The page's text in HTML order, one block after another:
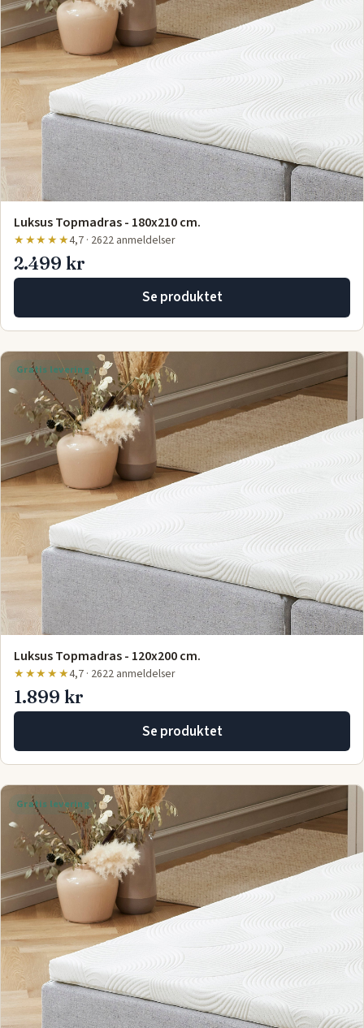
Luksus Topmadras - 180x210 cm.
★★★★★4,7 · 2622 anmeldelser
2.499 kr
Se produktet
Gratis levering
Luksus Topmadras - 120x200 cm.
★★★★★4,7 · 2622 anmeldelser
1.899 kr
Se produktet
Gratis levering